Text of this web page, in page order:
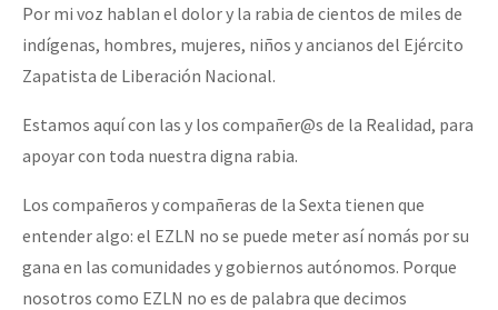
Eventos
Contacto
Por mi voz hablan el dolor y la rabia de cientos de miles de
indígenas, hombres, mujeres, niños y ancianos del Ejército
Zapatista de Liberación Nacional.
Estamos aquí con las y los compañer@s de la Realidad, para
apoyar con toda nuestra digna rabia.
Los compañeros y compañeras de la Sexta tienen que
entender algo: el EZLN no se puede meter así nomás por su
gana en las comunidades y gobiernos autónomos. Porque
nosotros como EZLN no es de palabra que decimos